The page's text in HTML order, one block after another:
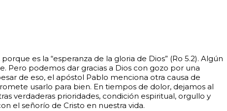
es la “esperanza de la gloria de Dios” (Ro 5.2). Algún
Pero podemos dar gracias a Dios con gozo por una
de eso, el apóstol Pablo menciona otra causa de
usarlo para bien. En tiempos de dolor, dejamos al
verdaderas prioridades, condición espiritual, orgullo y
el señorío de Cristo en nuestra vida.